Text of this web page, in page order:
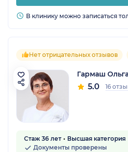
В клинику можно записаться
Нет отрицательных отзывов
Гармаш
5.0 16
Стаж 36 лет
Высшая категория
Документы проверены